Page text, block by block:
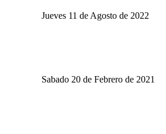
Jueves 11 de Agosto de 2022
Sabado 20 de Febrero de 2021